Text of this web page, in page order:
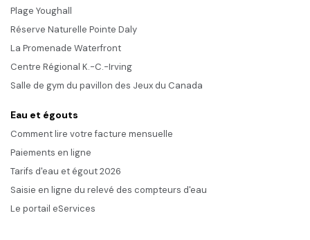
Plage Youghall
Réserve Naturelle Pointe Daly
La Promenade Waterfront
Centre Régional K.-C.-Irving
Salle de gym du pavillon des Jeux du Canada
Eau et égouts
Comment lire votre facture mensuelle
Paiements en ligne
Tarifs d'eau et égout 2026
Saisie en ligne du relevé des compteurs d'eau
Le portail eServices